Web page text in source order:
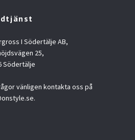
I Södertälje AB,
25,
Södertälje
vänligen kontakta oss på
.